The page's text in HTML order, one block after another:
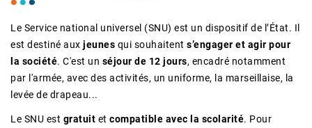
Le Service national universel (SNU) est un dispositif de l’État. Il
est destiné aux jeunes qui souhaitent s’engager et agir pour
la société. C'est un séjour de 12 jours, encadré notamment
par l'armée, avec des activités, un uniforme, la marseillaise, la
levée de drapeau...
Le SNU est gratuit et compatible avec la scolarité. Pour